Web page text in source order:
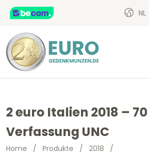
NL
2 euro Italien 2018 –
Verfassung UNC
Home / Produkte / 2018 /